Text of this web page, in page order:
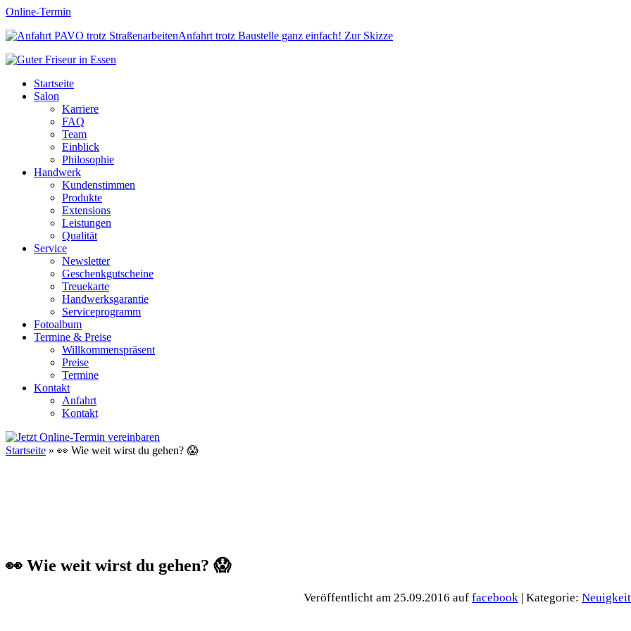
Online-Termin
Anfahrt trotz Baustelle ganz einfach! Zur Skizze
Startseite
Salon
Karriere
FAQ
Team
Einblick
Philosophie
Handwerk
Kundenstimmen
Produkte
Extensions
Leistungen
Qualität
Service
Newsletter
Geschenkgutscheine
Treuekarte
Handwerksgarantie
Serviceprogramm
Fotoalbum
Termine & Preise
Willkommenspräsent
Preise
Termine
Kontakt
Anfahrt
Kontakt
Startseite » 👀 Wie weit wirst du gehen? 😱
👀 Wie weit wirst du gehen? 😱
Veröffentlicht am 25.09.2016 auf facebook | Kategorie: